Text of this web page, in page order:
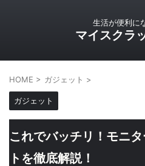
生活が便利に
マイスクラ
HOME > ガジェット >
ガジェット
これでバッチリ！モニ
トを徹底解説！